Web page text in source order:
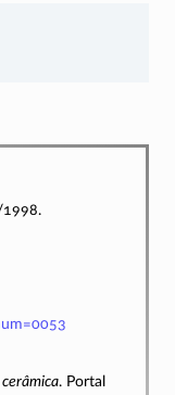
. Portal